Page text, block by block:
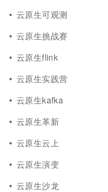
云原生可观测
云原生挑战赛
云原生flink
云原生实践营
云原生kafka
云原生革新
云原生云上
云原生演变
云原生沙龙